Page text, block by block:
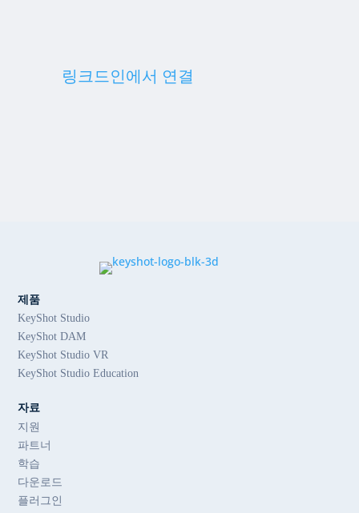
링크드인에서 연결
제품
KeyShot Studio
KeyShot DAM
KeyShot Studio VR
KeyShot Studio Education
자료
지원
파트너
학습
다운로드
플러그인